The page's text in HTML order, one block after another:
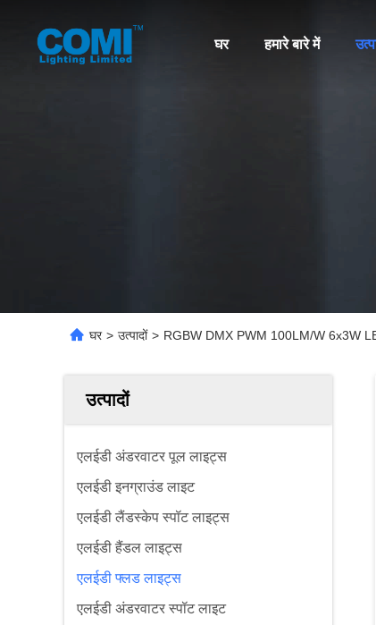
घर हमारे बारे में
घर > उत्पादों > RGBW DMX PWM 100LM/W 6x3W
उत्पादों
एलईडी अंडरवाटर पूल लाइट्स
एलईडी इनग्राउंड लाइट
एलईडी लैंडस्केप स्पॉट लाइट्स
एलईडी हैंडल लाइट्स
एलईडी फ्लड लाइट्स
एलईडी अंडरवाटर स्पॉट लाइट